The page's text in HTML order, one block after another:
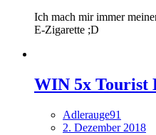
Ich mach mir immer
E-Zigarette ;D
WIN 5x Tourist
Adlerauge91
2. Dezember 2018